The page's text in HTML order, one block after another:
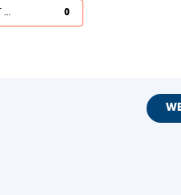
ICH STIMME ZU, DEIN LEBEN IST SCHEISSE 0